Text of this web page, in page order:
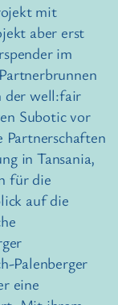
mit
aber erst
im
der well:fair
Subotic vor
in Tansania,
für die
auf die
Palenberger
eine